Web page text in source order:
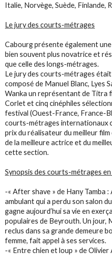
Italie, Norvège, Suède, Finlande,
Le jury des courts-métrages
Cabourg présente également
bien souvent plus novatrice et
que celle des longs-métrages.
Le jury des courts-métrages
composé de Manuel Blanc, Lyes
Wanka un représentant de Titra
Corlet et cinq cinéphiles
festival (Ouest-France, France-
courts-métrages internationaux
prix du réalisateur du meilleur film
de la meilleure actrice et du
cette section.
Synopsis des courts-métrages
-« After shave » de Hany Tamba
ambulant qui a perdu son salon
gagne aujourd’hui sa vie en
populaires de Beyrouth. Un jour,
reclus dans sa grande demeure
femme, fait appel à ses services.
-« Entre chien et loup » de